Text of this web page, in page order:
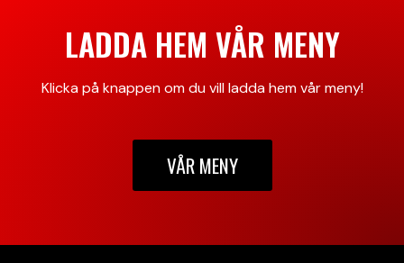
LADDA HEM VÅR MENY
Klicka på knappen om du vill ladda hem vår meny!
VÅR MENY